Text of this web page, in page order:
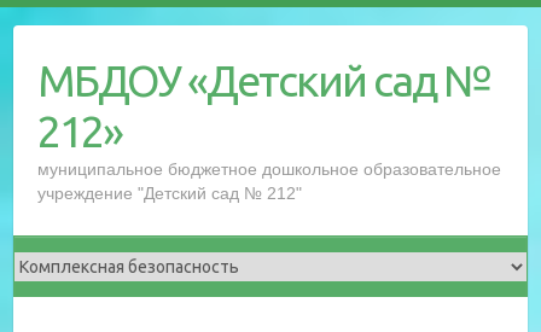
содержимому
МБДОУ «Детский сад №
212»
муниципальное бюджетное дошкольное образовательное
учреждение "Детский сад № 212"